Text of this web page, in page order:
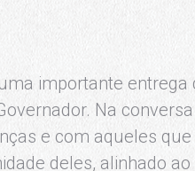
importante
Na
e com aqueles
deles, alinhado